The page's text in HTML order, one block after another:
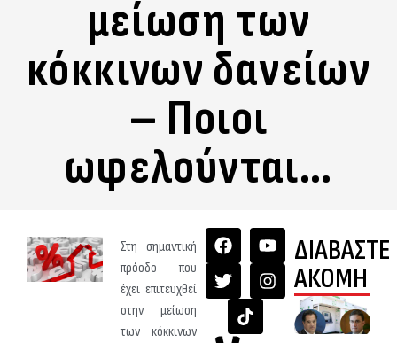
μείωση των
κόκκινων δανείων
– Ποιοι
ωφελούνται…
Στη σημαντική
πρόοδο που
έχει επιτευχθεί
στην μείωση
των κόκκινων
ΔΙΑΒΑΣΤΕ
ΑΚΟΜΗ